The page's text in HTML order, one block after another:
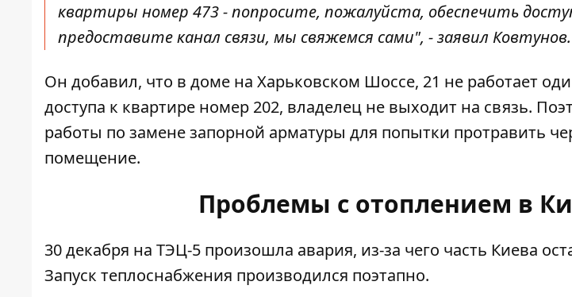
квартиры номер 473 - попросите, пожалуйста, обеспечить
предоставите канал связи, мы свяжемся сами", - заявил Ковтунов.
Он добавил, что в доме на Харьковском Шоссе, 21 не работает
доступа к квартире номер 202, владелец не выходит на связь.
работы по замене запорной арматуры для попытки протравить
помещение.
Проблемы с отоплением в
30 декабря на ТЭЦ-5 произошла авария, из-за чего часть Киева
Запуск теплоснабжения производился поэтапно.